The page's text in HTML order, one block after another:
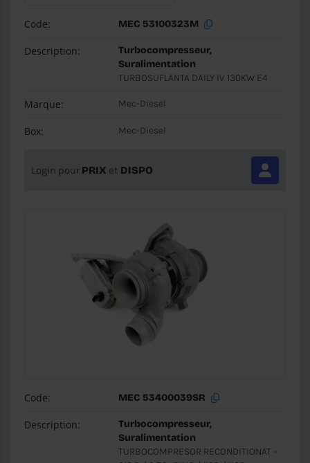
Code: MEC 53100323M
Description:
Turbocompresseur,
Suralimentation
TURBOSUFLANTA DAILY IV 130KW E4
Marque: Mec-Diesel
Box: Mec-Diesel
Login pour PRIX et DISPO
Code: MEC 53400039SR
Description:
Turbocompresseur,
Suralimentation
TURBOCOMPRESOR RECONDITIONAT -